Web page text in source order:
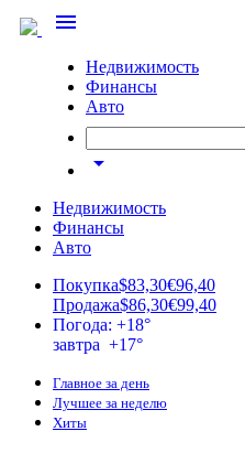
menu
Недвижимость
Финансы
Авто
arrow_drop_down
Недвижимость
Финансы
Авто
Покупка$83,30€96,40
Продажа$86,30€99,40
Погода: +18°
завтра +17°
Главное за день
Лучшее за неделю
Хиты